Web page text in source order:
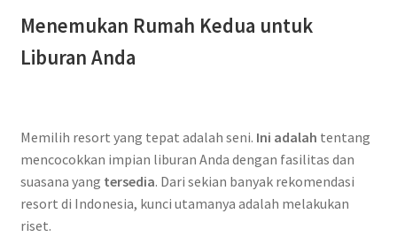
Menemukan Rumah Kedua untuk
Liburan Anda
Memilih resort yang tepat adalah seni. Ini adalah N
a
g
a
tentang
mencocokkan impian liburan Anda dengan fasilitas dan
suasana yang tersedia. Dari sekian banyak rekomendasi
resort di Indonesia, kunci utamanya adalah melakukan
riset.